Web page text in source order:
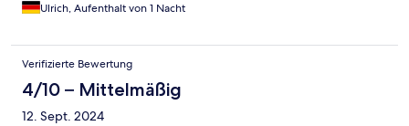
Ulrich, Aufenthalt von 1 Nacht
Verifizierte Bewertung
4/10 – Mittelmäßig
12. Sept. 2024